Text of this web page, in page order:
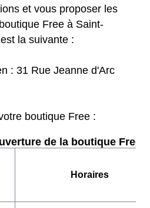
et vous proposer les
Free à Saint-
la suivante :
: 31 Rue Jeanne d'Arc
boutique Free :
de la boutique Free :
Horaires